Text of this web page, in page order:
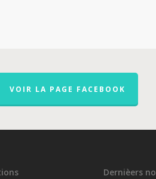
VOIR LA PAGE FACEBOOK
Dernièers